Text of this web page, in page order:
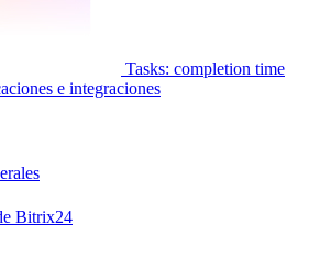
Tasks: completion time
e integraciones
Bitrix24